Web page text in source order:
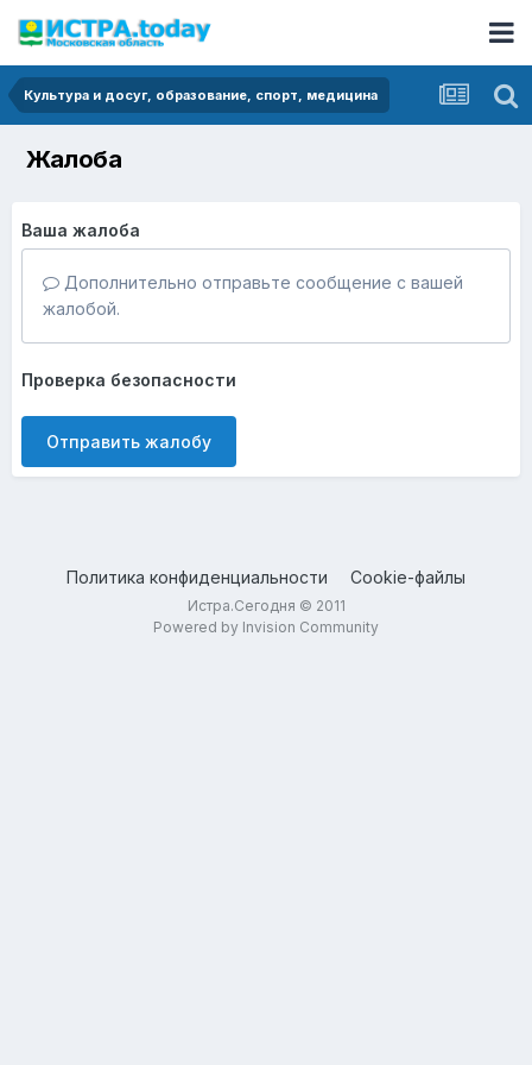
Культура и досуг, образование, спорт, медицина
Жалоба
Ваша жалоба
Дополнительно отправьте сообщение с вашей
жалобой.
Проверка безопасности
Отправить жалобу
Политика конфиденциальности Cookie-файлы
Истра.Сегодня © 2011
Powered by Invision Community